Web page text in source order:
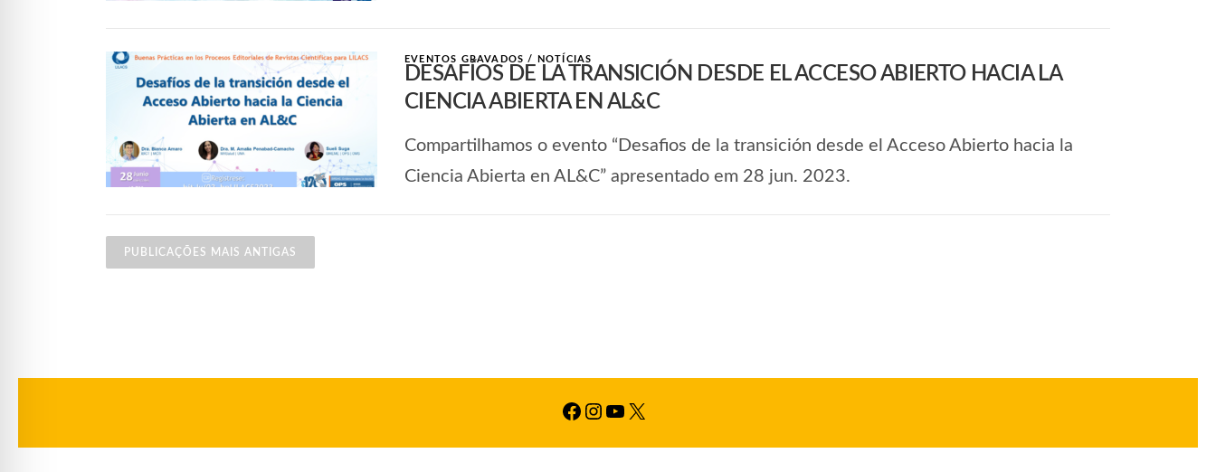
EVENTOS GRAVADOS / NOTÍCIAS
DESAFÍOS DE LA TRANSICIÓN DESDE EL ACCESO ABIERTO HACIA LA
CIENCIA ABIERTA EN AL&C
Compartilhamos o evento “Desafios de la transición desde el Acceso Abierto hacia la
Ciencia Abierta en AL&C” apresentado em 28 jun. 2023.
Navegação por posts
PUBLICAÇÕES MAIS ANTIGAS